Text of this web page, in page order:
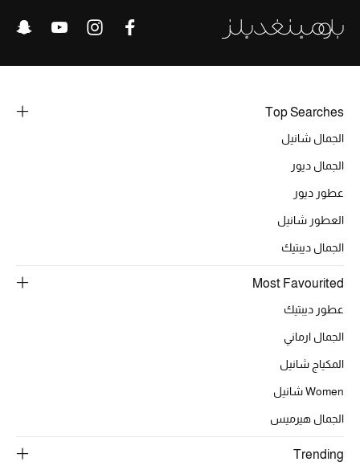
الحقائب النسائية
حقائب رجالية
حقائب الأطفال
أبرز الحقائب
Top Searches
الجمال شانيل
الجمال ديور
عطور ديور
العطور شانيل
الجمال ديبتيك
Most Favourited
عطور ديبتيك
الجمال ارماني
المكياج شانيل
Women شانيل
الجمال هيرميس
Trending